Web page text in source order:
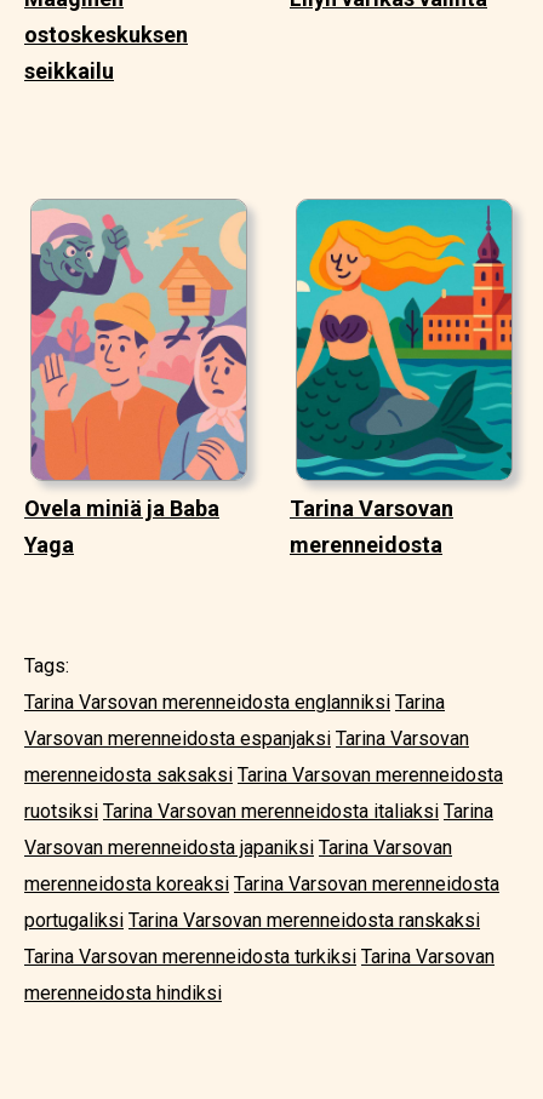
ostoskeskuksen
seikkailu
Ovela miniä ja Baba
Yaga
Tarina Varsovan
merenneidosta
Tags:
Tarina Varsovan merenneidosta englanniksi Tarina
Varsovan merenneidosta espanjaksi Tarina Varsovan
merenneidosta saksaksi Tarina Varsovan merenneidosta
ruotsiksi Tarina Varsovan merenneidosta italiaksi Tarina
Varsovan merenneidosta japaniksi Tarina Varsovan
merenneidosta koreaksi Tarina Varsovan merenneidosta
portugaliksi Tarina Varsovan merenneidosta ranskaksi
Tarina Varsovan merenneidosta turkiksi Tarina Varsovan
merenneidosta hindiksi